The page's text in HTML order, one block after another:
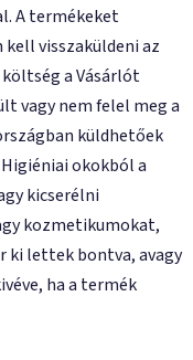
A termékeket
visszaküldeni az
a Vásárlót
vagy nem felel meg a
küldhetőek
okokból a
kicserélni
kozmetikumokat,
ki lettek bontva, avagy
ha a termék